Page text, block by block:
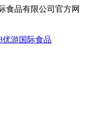
食品有限公司官方网